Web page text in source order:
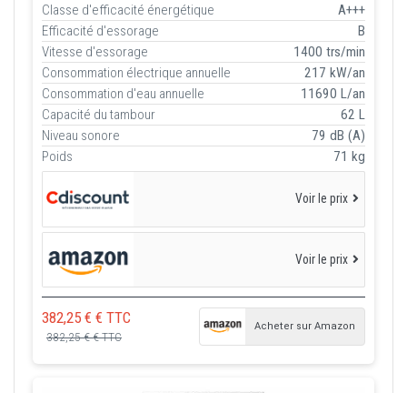
Classe d'efficacité énergétique
A+++
Efficacité d'essorage
B
Vitesse d'essorage
1400 trs/min
Consommation électrique annuelle
217 kW/an
Consommation d'eau annuelle
11690 L/an
Capacité du tambour
62 L
Niveau sonore
79 dB (A)
Poids
71 kg
Voir le prix
Voir le prix
382,25 € € TTC
382,25 € € TTC
Acheter sur Amazon